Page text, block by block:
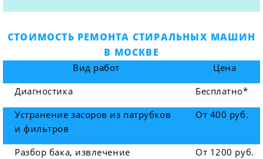
СТОИМОСТЬ РЕМОНТА СТИРАЛЬНЫХ МАШИН
В МОСКВЕ
Вид работ
Цена
Диагностика
Бесплатно*
Устранение засоров из патрубков
и фильтров
От 400 руб.
Разбор бака, извлечение
От 1200 руб.